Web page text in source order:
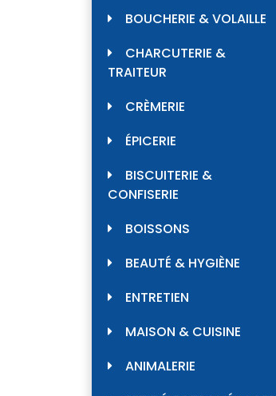
BOUCHERIE & VOLAILLE
CHARCUTERIE &
TRAITEUR
CRÈMERIE
ÉPICERIE
BISCUITERIE &
CONFISERIE
BOISSONS
BEAUTÉ & HYGIÈNE
ENTRETIEN
MAISON & CUISINE
ANIMALERIE